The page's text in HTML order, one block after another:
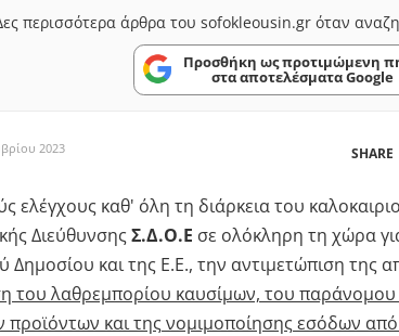
περισσότερα άρθρα του sofokleousin.gr όταν
Προσθήκη ως προτιμώμενη
στα αποτελέσματα Google
2023
ελέγχους καθ' όλη τη διάρκεια του
Διεύθυνσης Σ.Δ.Ο.Ε σε ολόκληρη τη χώρα
Δημοσίου και της Ε.Ε., την αντιμετώπιση της
του λαθρεμπορίου καυσίμων, του παράνομου
προϊόντων και της νομιμοποίησης εσόδων